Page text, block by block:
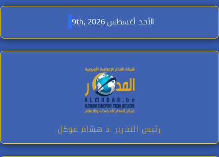
Skip
content
الأحد. أغسطس 9th, 2026
رئيس التحرير .د هشام عوكل